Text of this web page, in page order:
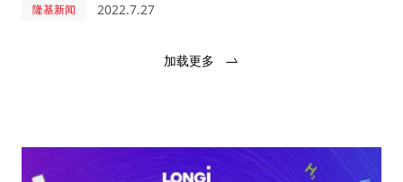
隆基新闻 2022.7.27
加载更多